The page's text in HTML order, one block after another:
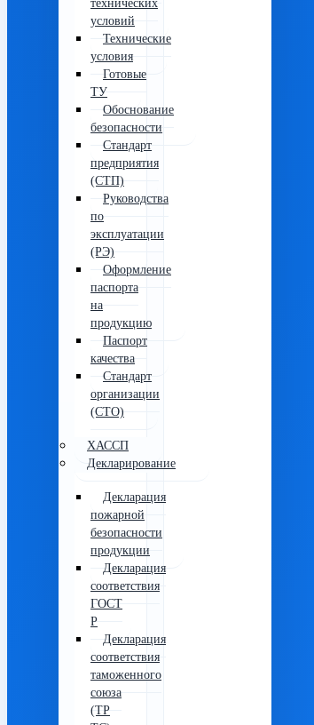
технических
условий
Технические
условия
Готовые
ТУ
Обоснование
безопасности
Стандарт
предприятия
(СТП)
Руководства
по
эксплуатации
(РЭ)
Оформление
паспорта
на
продукцию
Паспорт
качества
Стандарт
организации
(СТО)
ХАССП
Декларирование
Декларация
пожарной
безопасности
продукции
Декларация
соответствия
ГОСТ
Р
Декларация
соответствия
таможенного
союза
(ТР